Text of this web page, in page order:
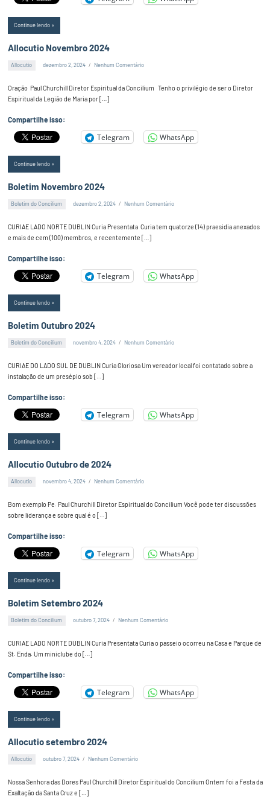
Continue lendo
Allocutio Novembro 2024
Allocutio dezembro 2, 2024 Nenhum Comentário
Oração Paul Churchill Diretor Espiritual da Concilium Tenho o privilégio de ser o Diretor
Espiritual da Legião de Maria por […]
Compartilhe isso:
Telegram WhatsApp
Continue lendo
Boletim Novembro 2024
Boletim do Concilium dezembro 2, 2024 Nenhum Comentário
CURIAE LADO NORTE DUBLIN Curia Presentata Curia tem quatorze (14) praesidia anexados
e mais de cem (100) membros, e recentemente […]
Compartilhe isso:
Telegram WhatsApp
Continue lendo
Boletim Outubro 2024
Boletim do Concilium novembro 4, 2024 Nenhum Comentário
CURIAE DO LADO SUL DE DUBLIN Curia Gloriosa Um vereador local foi contatado sobre a
instalação de um presépio sob […]
Compartilhe isso:
Telegram WhatsApp
Continue lendo
Allocutio Outubro de 2024
Allocutio novembro 4, 2024 Nenhum Comentário
Bom exemplo Pe. Paul Churchill Diretor Espiritual do Concilium Você pode ter discussões
sobre liderança e sobre qual é o […]
Compartilhe isso:
Telegram WhatsApp
Continue lendo
Boletim Setembro 2024
Boletim do Concilium outubro 7, 2024 Nenhum Comentário
CURIAE LADO NORTE DUBLIN Curia Presentata Curia o passeio ocorreu na Casa e Parque de
St. Enda. Um miniclube do […]
Compartilhe isso:
Telegram WhatsApp
Continue lendo
Allocutio setembro 2024
Allocutio outubro 7, 2024 Nenhum Comentário
Nossa Senhora das Dores Paul Churchill Diretor Espiritual do Concilium Ontem foi a Festa da
Exaltação da Santa Cruz e […]